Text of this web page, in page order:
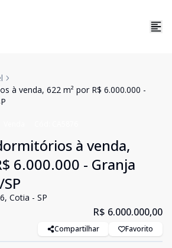
à venda, 622 m² por R$ 6.000.000 -
à venda,
6.000.000 - Granja
Cotia - SP
R$ 6.000.000,00
Compartilhar Favorito